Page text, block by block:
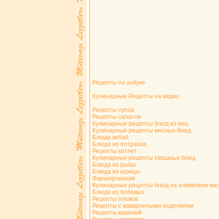
Рецепты по азбуке
Кулинарные Рецепты на видио
Рецепты супов
Рецепты салатов
Кулинарные рецепты блюд из яиц
Кулинарные рецепты мясных блюд
Блюда кебаб
Блюда из потрахов
Рецепты катлет
Кулинарные рецепты овощных блюд
Блюда из рыбы
Блюда из курицы
Фарширование
Кулинарные рецепты блюд на оливковом
Блюда из бобовых
Рецепты пловов
Рецепты с макаронными изделиями
Рецепты варений